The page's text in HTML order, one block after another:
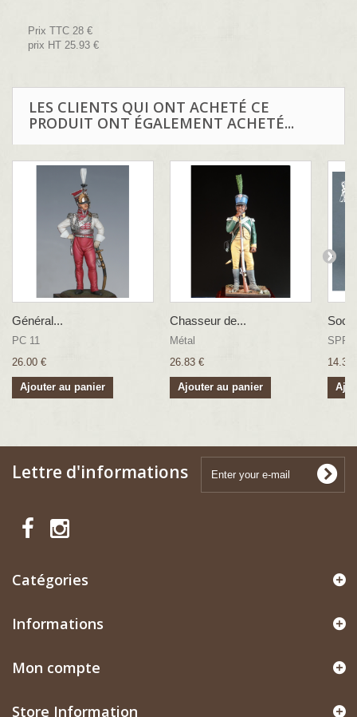
Prix TTC 28 €
prix HT 25.93 €
LES CLIENTS QUI ONT ACHETÉ CE
PRODUIT ONT ÉGALEMENT ACHETÉ...
Général...
PC 11
26.00 €
Ajouter au panier
Chasseur de...
Métal
26.83 €
Ajouter au panier
14.34
Lettre d'informations
Catégories
Informations
Mon compte
Store Information